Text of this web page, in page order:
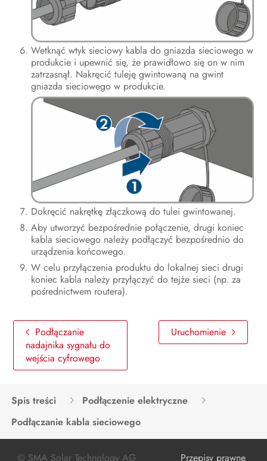
Wetknąć wtyk sieciowy kabla do gniazda sieciowego w
produkcie i upewnić się, że prawidłowo się on w nim
zatrzasnął. Nakręcić tuleję gwintowaną na gwint
gniazda sieciowego w produkcie.
Dokręcić nakrętkę złączkową do tulei gwintowanej.
Aby utworzyć bezpośrednie połączenie, drugi koniec
kabla sieciowego należy podłączyć bezpośrednio do
urządzenia końcowego.
W celu przyłączenia produktu do lokalnej sieci drugi
koniec kabla należy przyłączyć do tejże sieci (np. za
pośrednictwem routera).
Podłączanie
nadajnika sygnału do
wejścia cyfrowego
Uruchomienie
Spis treści
Podłączenie elektryczne
Podłączanie kabla sieciowego
© SMA Solar Technology AG Przepisy prawne